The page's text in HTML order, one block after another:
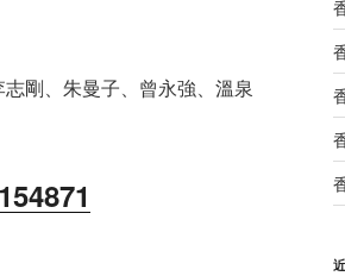
剛、朱曼子、曾永強、溫泉